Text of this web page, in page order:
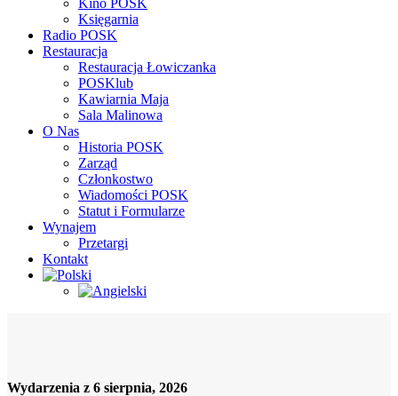
Kino POSK
Księgarnia
Radio POSK
Restauracja
Restauracja Łowiczanka
POSKlub
Kawiarnia Maja
Sala Malinowa
O Nas
Historia POSK
Zarząd
Członkostwo
Wiadomości POSK
Statut i Formularze
Wynajem
Przetargi
Kontakt
Wydarzenia z 6 sierpnia, 2026